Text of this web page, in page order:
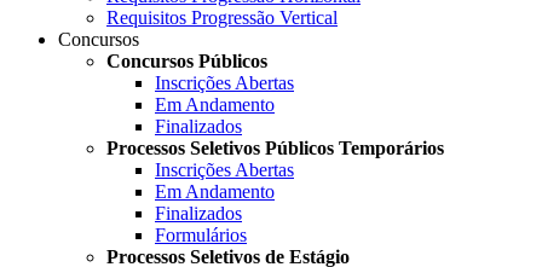
Requisitos Progressão Vertical
Concursos
Concursos Públicos
Inscrições Abertas
Em Andamento
Finalizados
Processos Seletivos Públicos Temporários
Inscrições Abertas
Em Andamento
Finalizados
Formulários
Processos Seletivos de Estágio